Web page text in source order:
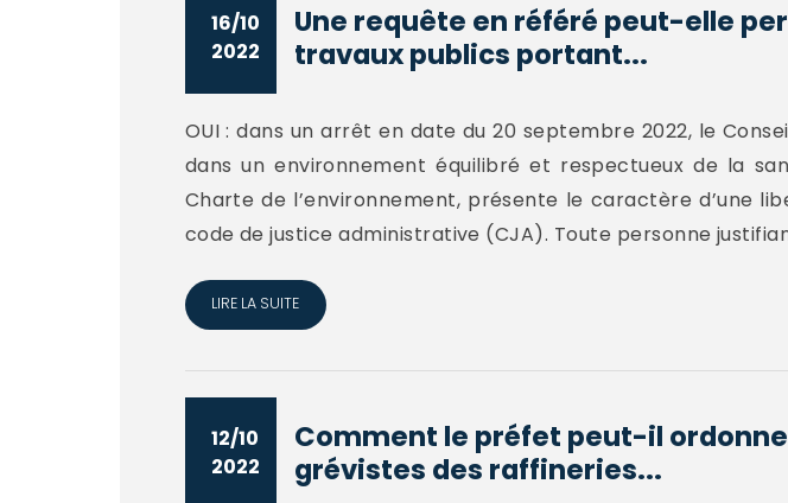
16/10
2022
Une requête en référé peut-elle
travaux publics portant...
OUI : dans un arrêt en date du 20 septembre 2022, le
dans un environnement équilibré et respectueux de la
Charte de l’environnement, présente le caractère d’une
code de justice administrative (CJA). Toute personne
LIRE LA SUITE
12/10
2022
Comment le préfet peut-il
grévistes des raffineries...